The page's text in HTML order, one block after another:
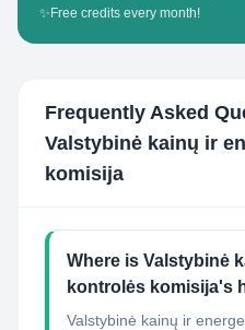
✨ Free credits every month!
Frequently Asked
Valstybinė kainų ir
komisija
Where is Valstybinė
kontrolės komisija's
Valstybinė kainų ir